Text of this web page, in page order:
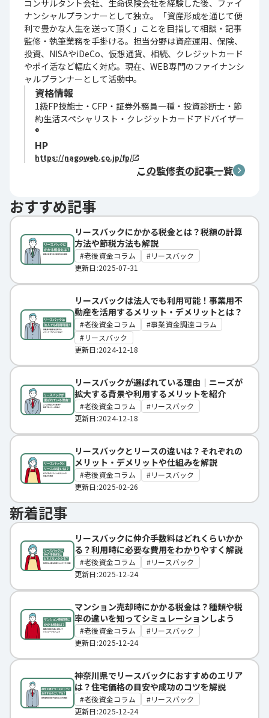
コンサルタント会社、生命保険会社を経験した後、ファイ
ナンシャルプランナーとして独立。「資産形成を通じて便
利で豊かな人生を送って頂く」ことを目指して相談・記事
監修・執筆業務を手掛ける。担当分野は資産運用、保険、
投資、NISAやiDeCo、仮想通貨、相続、クレジットカード
やポイ活など幅広く対応。現在、WEB専門のファイナンシ
ャルプランナーとして活動中。
資格情報
1級FP技能士・CFP・証券外務員一種・投資診断士・節
約生活スペシャリスト・クレジットカードアドバイザー
®
HP
https://nagoweb.co.jp/fp/
この監修者の記事一覧
おすすめ記事
リースバックにかかる税金とは？税額の計算
方法や節税方法も解説
老後資金コラム
リースバック
更新日:2025-07-31
リースバックは法人でも利用可能！事業用不
動産を活用するメリット・デメリットとは？
老後資金コラム
事業資金調達コラム
リースバック
更新日:2024-12-18
リースバックが選ばれている理由｜ニーズが
拡大する背景や利用するメリットを紹介
老後資金コラム
リースバック
更新日:2024-12-18
リースバックとリースの違いは？それぞれの
メリット・デメリットや仕組みを解説
老後資金コラム
リースバック
更新日:2025-02-26
新着記事
リースバックに仲介手数料はどれくらいかか
る？利用時に必要な費用をわかりやすく解説
老後資金コラム
リースバック
更新日:2025-12-24
マンション売却時にかかる税金は？種類や税
率の違いを知ってシミュレーションしよう
老後資金コラム
リースバック
更新日:2025-12-24
神奈川県でリースバックにおすすめのエリア
は？住宅価格の目安や成功のコツを解説
老後資金コラム
リースバック
更新日:2025-12-24